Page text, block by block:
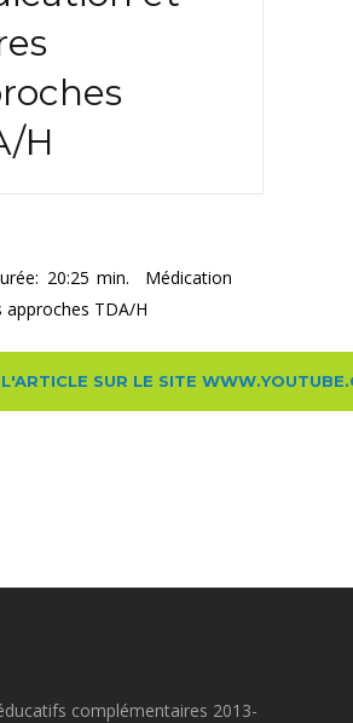
H
20:25 min. Médication
approches TDA/H
SUR LE SITE
complémentaires 2013-